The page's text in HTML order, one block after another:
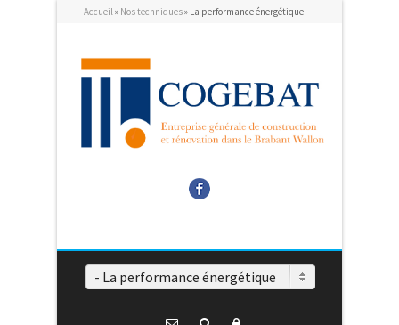
Accueil» Nos techniques» La performance énergétique
- La performance énergétique